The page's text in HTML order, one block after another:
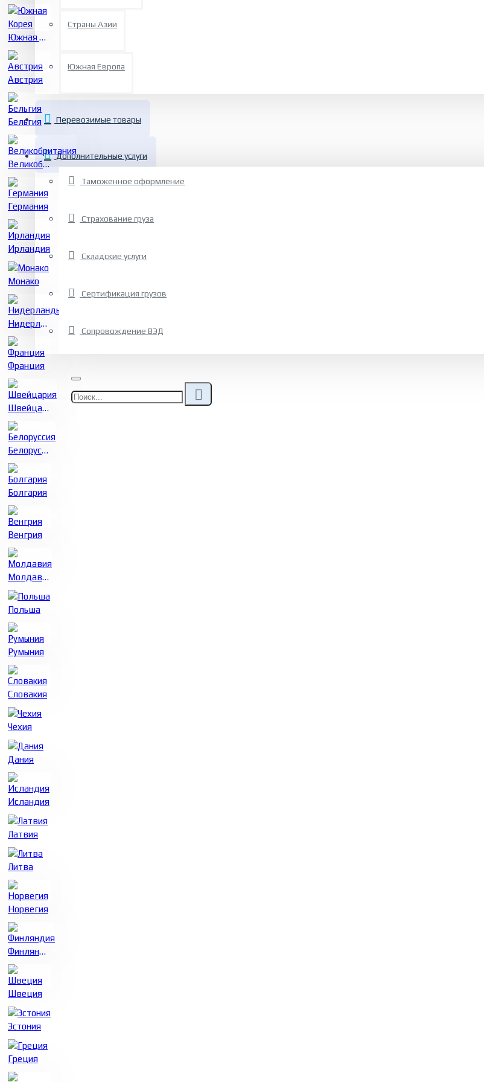
перевозки грузов как
внутри страны, та..
Страны Азии
Южная Европа
Перевозимые товары
Дополнительные услуги
Таможенное оформление
Страхование груза
Складские услуги
Сертификация грузов
Сопровождение ВЭД
Южная Корея
Австрия
Бельгия
Великобритания
Германия
Ирландия
Монако
Нидерланды
Франция
Швейцария
Белоруссия
Болгария
Венгрия
Молдавия
Польша
Румыния
Словакия
Чехия
Дания
Исландия
Латвия
Литва
Норвегия
Финляндия
Швеция
Эстония
Греция